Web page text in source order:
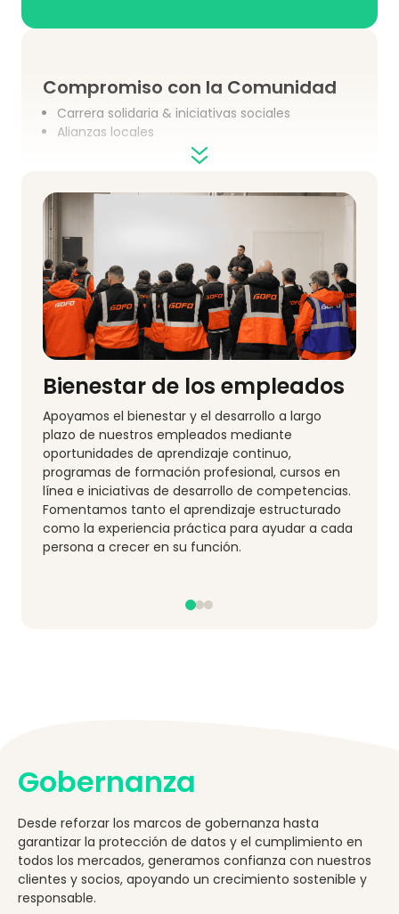
Compromiso con la Comunidad
Carrera solidaria & iniciativas sociales
Alianzas locales
Diversidad & Inclusión
Entorno de trabajo inclusivo
Seguridad & Condiciones
Laborales
Seguridad en las operaciones logísticas
Bienestar de los empleados
Apoyamos el bienestar y el desarrollo a largo
plazo de nuestros empleados mediante
oportunidades de aprendizaje continuo,
programas de formación profesional, cursos en
línea e iniciativas de desarrollo de competencias.
Fomentamos tanto el aprendizaje estructurado
como la experiencia práctica para ayudar a cada
persona a crecer en su función.
Gobernanza
Desde reforzar los marcos de gobernanza hasta
garantizar la protección de datos y el cumplimiento en
todos los mercados, generamos confianza con nuestros
clientes y socios, apoyando un crecimiento sostenible y
responsable.